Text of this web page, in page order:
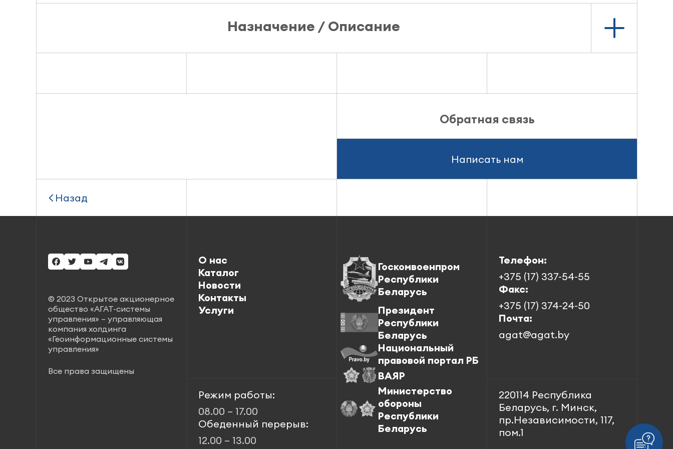
Назначение / Описание
Обратная связь
Написать нам
Назад
© 2023 Открытое акционерное
общество «АГАТ-системы
управления» – управляющая
компания холдинга
«Геоинформационные системы
управления»
Все права защищены
О нас
Каталог
Новости
Контакты
Услуги
Режим работы:
08.00 – 17.00
Обеденный перерыв:
12.00 – 13.00
Госкомвоенпром
Республики
Беларусь
Президент
Республики
Беларусь
Национальный
правовой портал РБ
ВАЯР
Министерство
обороны
Республики
Беларусь
Телефон:
+375 (17) 337-54-55
Факс:
+375 (17) 374-24-50
Почта:
agat@agat.by
220114 Республика
Беларусь, г. Минск,
пр.Независимости, 117,
пом.1